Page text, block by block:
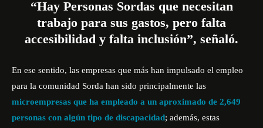
“Hay Personas Sordas que necesitan
trabajo para sus gastos, pero falta
accesibilidad y falta inclusión”, señaló.
En ese sentido, las empresas que más han impulsado el empleo
para la comunidad Sorda han sido principalmente las
microempresas que ha empleado a un aproximado de 2,649
personas con algún tipo de discapacidad; además, estas